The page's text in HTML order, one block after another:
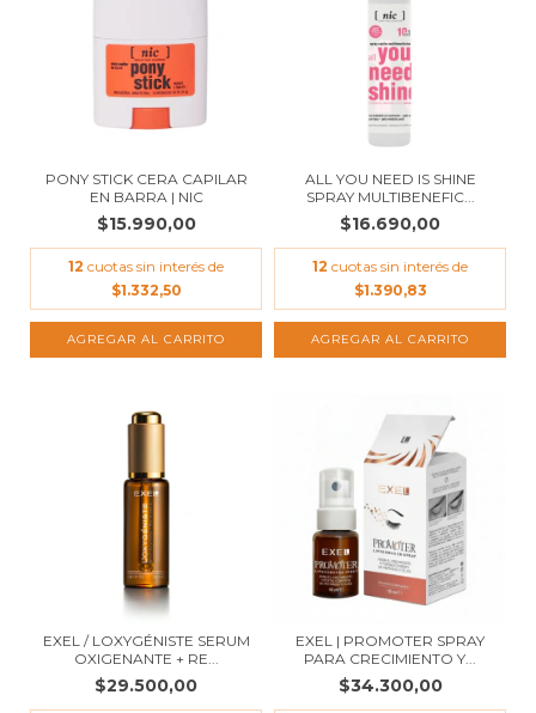
PONY STICK CERA CAPILAR
EN BARRA | NIC
$15.990,00
12 cuotas sin interés de
$1.332,50
ALL YOU NEED IS SHINE
SPRAY MULTIBENEFIC...
$16.690,00
12 cuotas sin interés de
$1.390,83
EXEL / LOXYGÉNISTE SERUM
OXIGENANTE + RE...
$29.500,00
EXEL | PROMOTER SPRAY
PARA CRECIMIENTO Y...
$34.300,00